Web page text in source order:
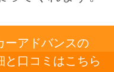
ーアドバンスの
と口コミはこちら